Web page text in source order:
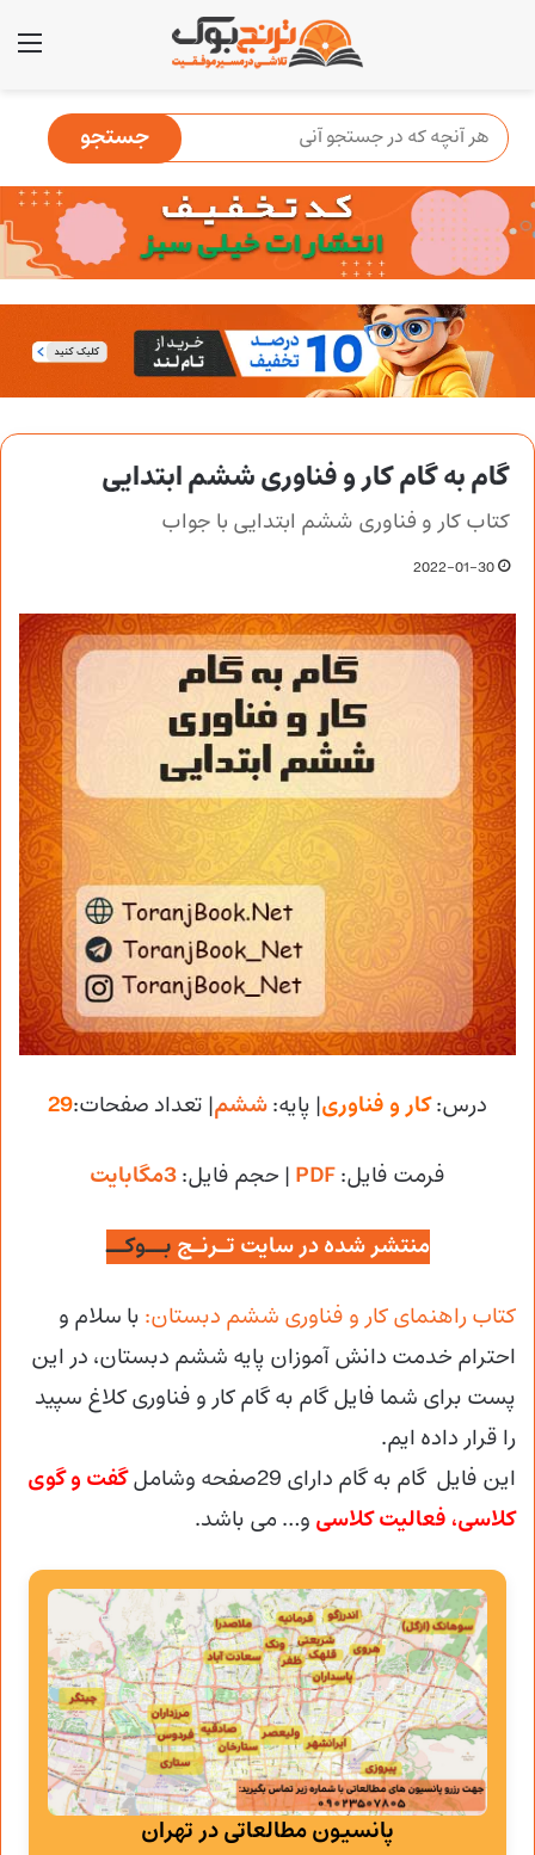
گام به گام کار و فناوری ششم ابتدایی
کتاب کار و فناوری ششم ابتدایی با جواب
2022-01-30
درس:کار و فناوری| پایه:ششم| تعداد صفحات:29
فرمت فایل:PDF | حجم فایل:
منتشر شده در سایت تـرنـج بــوکــ
کتاب راهنمای کار و فناوری ششم دبستان: با سلام و
احترام خدمت دانش آموزان پایه ششم دبستان، در این
پست برای شما فایل گام به گام کار و فناوری کلاغ سپید
را قرار داده ایم.
این فایل گام به گام دارای 29صفحه وشامل
گفت و گوی
کلاسی، فعالیت کلاسی و… می باشد.
پانسیون مطالعاتی در تهران